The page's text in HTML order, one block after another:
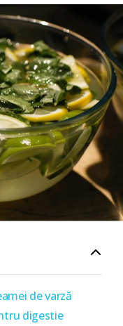
de varză
digestie